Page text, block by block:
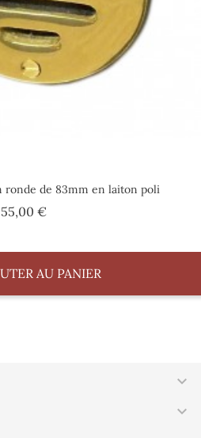
ronde de 83mm en laiton poli
55,00 €Prix
AU PANIER

